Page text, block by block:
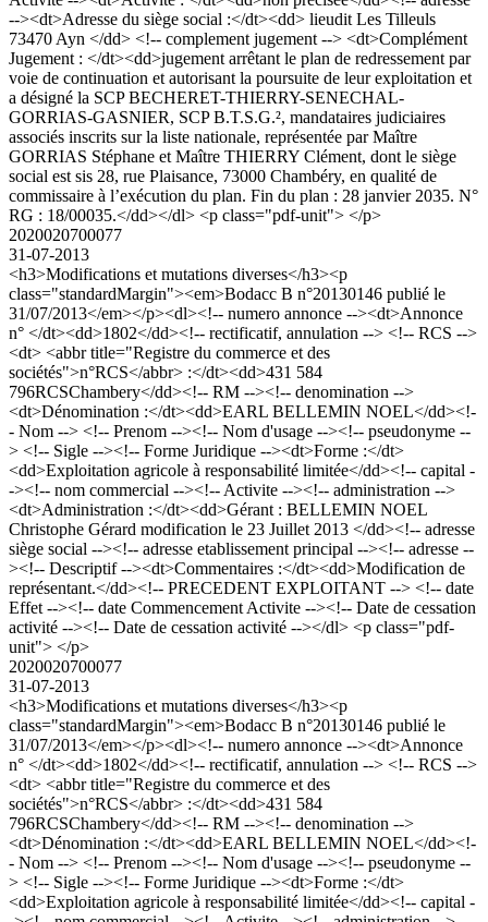
--><dt>Adresse du siège social :</dt><dd> lieudit Les Tilleuls
73470 Ayn </dd> <!-- complement jugement --> <dt>Complément
Jugement : </dt><dd>jugement arrêtant le plan de redressement par
voie de continuation et autorisant la poursuite de leur exploitation et
a désigné la SCP BECHERET-THIERRY-SENECHAL-
GORRIAS-GASNIER, SCP B.T.S.G.², mandataires judiciaires
associés inscrits sur la liste nationale, représentée par Maître
GORRIAS Stéphane et Maître THIERRY Clément, dont le siège
social est sis 28, rue Plaisance, 73000 Chambéry, en qualité de
commissaire à l’exécution du plan. Fin du plan : 28 janvier 2035. N°
RG : 18/00035.</dd></dl> <p class="pdf-unit"> </p>
2020020700077
31-07-2013
<h3>Modifications et mutations diverses</h3><p
class="standardMargin"><em>Bodacc B n°20130146 publié le
31/07/2013</em></p><dl><!-- numero annonce --><dt>Annonce
n° </dt><dd>1802</dd><!-- rectificatif, annulation --> <!-- RCS -->
<dt> <abbr title="Registre du commerce et des
sociétés">n°RCS</abbr> :</dt><dd>431 584
796RCSChambery</dd><!-- RM --><!-- denomination -->
<dt>Dénomination :</dt><dd>EARL BELLEMIN NOEL</dd><!-
- Nom --> <!-- Prenom --><!-- Nom d'usage --><!-- pseudonyme --
> <!-- Sigle --><!-- Forme Juridique --><dt>Forme :</dt>
<dd>Exploitation agricole à responsabilité limitée</dd><!-- capital -
-><!-- nom commercial --><!-- Activite --><!-- administration -->
<dt>Administration :</dt><dd>Gérant : BELLEMIN NOEL
Christophe Gérard modification le 23 Juillet 2013 </dd><!-- adresse
siège social --><!-- adresse etablissement principal --><!-- adresse --
><!-- Descriptif --><dt>Commentaires :</dt><dd>Modification de
représentant.</dd><!-- PRECEDENT EXPLOITANT --> <!-- date
Effet --><!-- date Commencement Activite --><!-- Date de cessation
activité --><!-- Date de cessation activité --></dl> <p class="pdf-
unit"> </p>
2020020700077
31-07-2013
<h3>Modifications et mutations diverses</h3><p
class="standardMargin"><em>Bodacc B n°20130146 publié le
31/07/2013</em></p><dl><!-- numero annonce --><dt>Annonce
n° </dt><dd>1802</dd><!-- rectificatif, annulation --> <!-- RCS -->
<dt> <abbr title="Registre du commerce et des
sociétés">n°RCS</abbr> :</dt><dd>431 584
796RCSChambery</dd><!-- RM --><!-- denomination -->
<dt>Dénomination :</dt><dd>EARL BELLEMIN NOEL</dd><!-
- Nom --> <!-- Prenom --><!-- Nom d'usage --><!-- pseudonyme --
> <!-- Sigle --><!-- Forme Juridique --><dt>Forme :</dt>
<dd>Exploitation agricole à responsabilité limitée</dd><!-- capital -